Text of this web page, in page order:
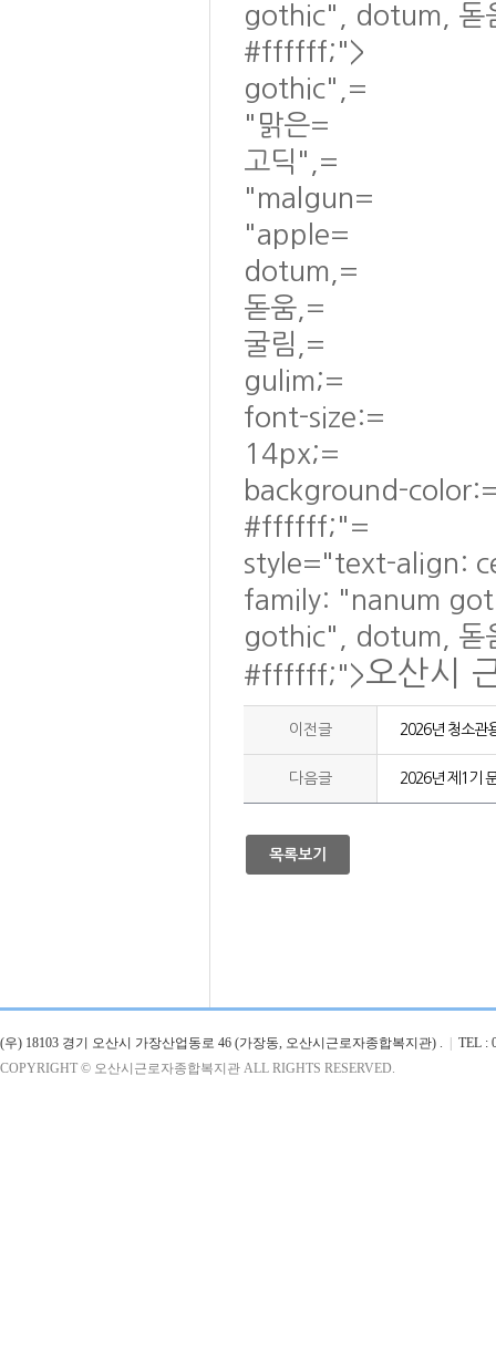
gothic", dotum, 돋
#ffffff;">
gothic",=
"맑은=
고딕",=
"malgun=
"apple=
dotum,=
돋움,=
굴림,=
gulim;=
font-size:=
14px;=
background-
#ffffff;"=
style="text-align:
family: "nanum
gothic", dotum, 돋
#ffffff;">오산시
이전글 2026년 청소관
다음글 2026년 제1기
목록보기
(우) 18103 경기 오산시 가장산업동로 46 (가장동, 오산시근로자종합복지관) .
TEL :
COPYRIGHT © 오산시근로자종합복지관 ALL RIGHTS RESERVED.